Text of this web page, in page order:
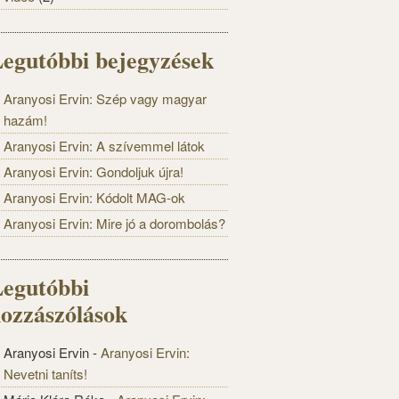
bejegyzések
Aranyosi Ervin: Szép vagy magyar
hazám!
Aranyosi Ervin: A szívemmel látok
Aranyosi Ervin: Gondoljuk újra!
Aranyosi Ervin: Kódolt MAG-ok
Aranyosi Ervin: Mire jó a dorombolás?
Aranyosi Ervin-Aranyosi Ervin:
Nevetni taníts!